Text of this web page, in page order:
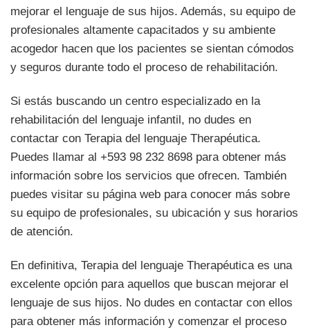
mejorar el lenguaje de sus hijos. Además, su equipo de
profesionales altamente capacitados y su ambiente
acogedor hacen que los pacientes se sientan cómodos
y seguros durante todo el proceso de rehabilitación.
Si estás buscando un centro especializado en la
rehabilitación del lenguaje infantil, no dudes en
contactar con Terapia del lenguaje Therapéutica.
Puedes llamar al +593 98 232 8698 para obtener más
información sobre los servicios que ofrecen. También
puedes visitar su página web para conocer más sobre
su equipo de profesionales, su ubicación y sus horarios
de atención.
En definitiva, Terapia del lenguaje Therapéutica es una
excelente opción para aquellos que buscan mejorar el
lenguaje de sus hijos. No dudes en contactar con ellos
para obtener más información y comenzar el proceso